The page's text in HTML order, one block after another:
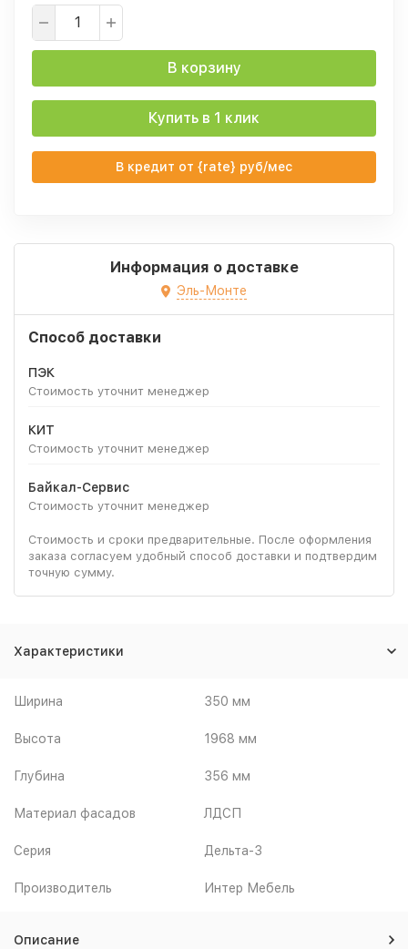
В корзину
Купить в 1 клик
В кредит от {rate} руб/мес
Информация о доставке
Эль-Монте
Способ доставки
ПЭК
Стоимость уточнит менеджер
КИТ
Стоимость уточнит менеджер
Байкал-Сервис
Стоимость уточнит менеджер
Стоимость и сроки предварительные. После оформления
заказа согласуем удобный способ доставки и подтвердим
точную сумму.
Характеристики
Ширина 350 мм
Высота 1968 мм
Глубина 356 мм
Материал фасадов ЛДСП
Серия Дельта-3
Производитель Интер Мебель
Описание